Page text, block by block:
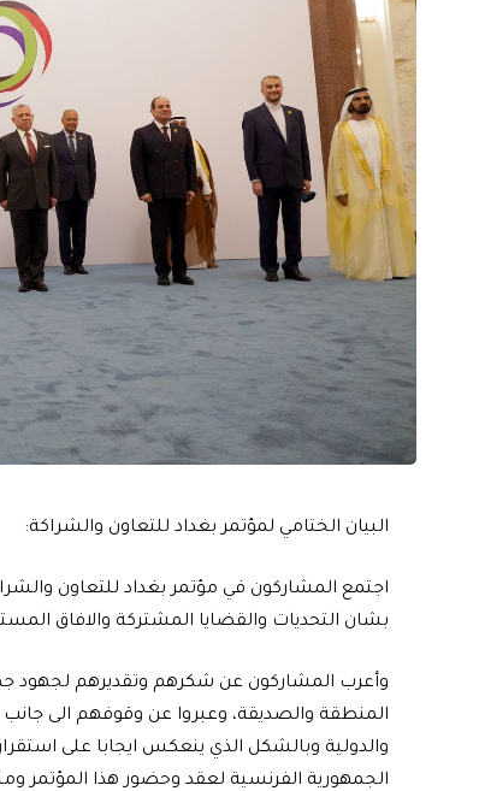
البيان الختامي لمؤتمر بغداد للتعاون والشراكة:
بشان التحديات والقضايا المشتركة والافاق
وأعرب المشاركون عن شكرهم وتقديرهم لجهود
المنطقة والصديقة، وعبروا عن وقوفهم الى
والدولية وبالشكل الذي ينعكس ايجابا على
الجمهورية الفرنسية لعقد وحضور هذا المؤتمر